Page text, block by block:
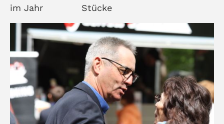
im Jahr
Stücke